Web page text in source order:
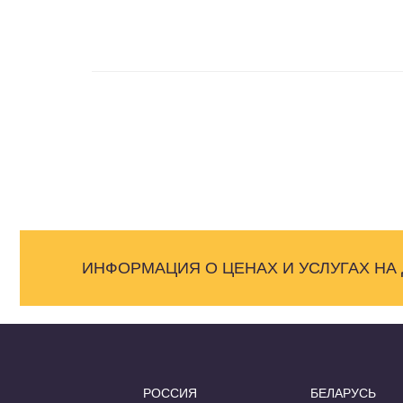
ИНФОРМАЦИЯ О ЦЕНАХ И УСЛУГАХ
РОССИЯ БЕЛАРУСЬ